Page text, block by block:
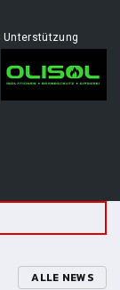
Unterstützung
ALLE NEWS